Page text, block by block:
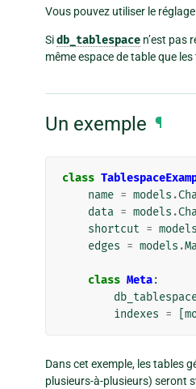
Vous pouvez utiliser le réglage
Sidb_tablespace n’est pas
même espace de table que
Un exemple ¶
class
name = models .
data = models .
shortcut = models
edges = models .
class Meta:
indexes =
Dans cet exemple, les tables
plusieurs-à-plusieurs) seront